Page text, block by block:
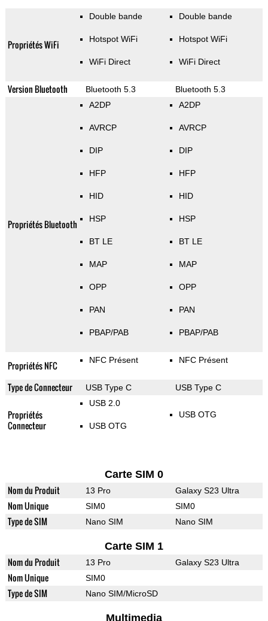
Propriétés WiFi
Double bande
Hotspot WiFi
WiFi Direct
Double bande
Hotspot WiFi
WiFi Direct
Version Bluetooth Bluetooth 5.3 Bluetooth 5.3
Propriétés Bluetooth
A2DP
AVRCP
DIP
HFP
HID
HSP
BT LE
MAP
OPP
PAN
PBAP/PAB
A2DP
AVRCP
DIP
HFP
HID
HSP
BT LE
MAP
OPP
PAN
PBAP/PAB
Propriétés NFC NFC Présent NFC Présent
Type de Connecteur USB Type C USB Type C
Propriétés
Connecteur
USB 2.0
USB OTG
USB OTG
Carte SIM 0
Nom du Produit 13 Pro Galaxy S23 Ultra
Nom Unique SIM0 SIM0
Type de SIM Nano SIM Nano SIM
Carte SIM 1
Nom du Produit 13 Pro Galaxy S23 Ultra
Nom Unique SIM0
Type de SIM Nano SIM/MicroSD
Multimedia